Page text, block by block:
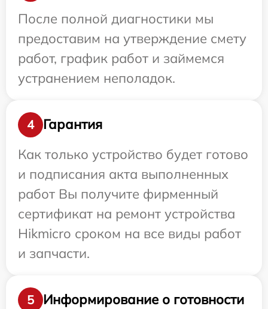
После полной диагностики мы
предоставим на утверждение смету
работ, график работ и займемся
устранением неполадок.
4
Гарантия
Как только устройство будет готово
и подписания акта выполненных
работ Вы получите фирменный
сертификат на ремонт устройства
Hikmicro сроком на все виды работ
и запчасти.
5
Информирование о готовности